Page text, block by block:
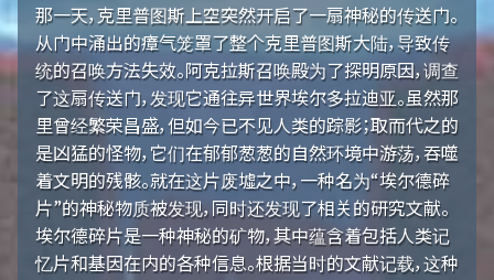
那一天，克里普图斯上空突然开启了一扇神秘的传送门。
从门中涌出的瘴气笼罩了整个克里普图斯大陆，导致传
统的召唤方法失效。阿克拉斯召唤殿为了探明原因，调查
了这扇传送门，发现它通往异世界埃尔多拉迪亚。虽然那
里曾经繁荣昌盛，但如今已不见人类的踪影；取而代之的
是凶猛的怪物，它们在郁郁葱葱的自然环境中游荡，吞噬
着文明的残骸。就在这片废墟之中，一种名为“埃尔德碎
片”的神秘物质被发现，同时还发现了相关的研究文献。
埃尔德碎片是一种神秘的矿物，其中蕴含着包括人类记
忆片和基因在内的各种信息。根据当时的文献记载，这种